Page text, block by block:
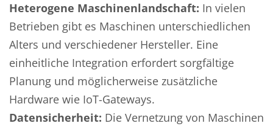
Heterogene Maschinenlandschaft: In vielen
Betrieben gibt es Maschinen unterschiedlichen
Alters und verschiedener Hersteller. Eine
einheitliche Integration erfordert sorgfältige
Planung und möglicherweise zusätzliche
Hardware wie IoT-Gateways.
Datensicherheit: Die Vernetzung von Maschinen